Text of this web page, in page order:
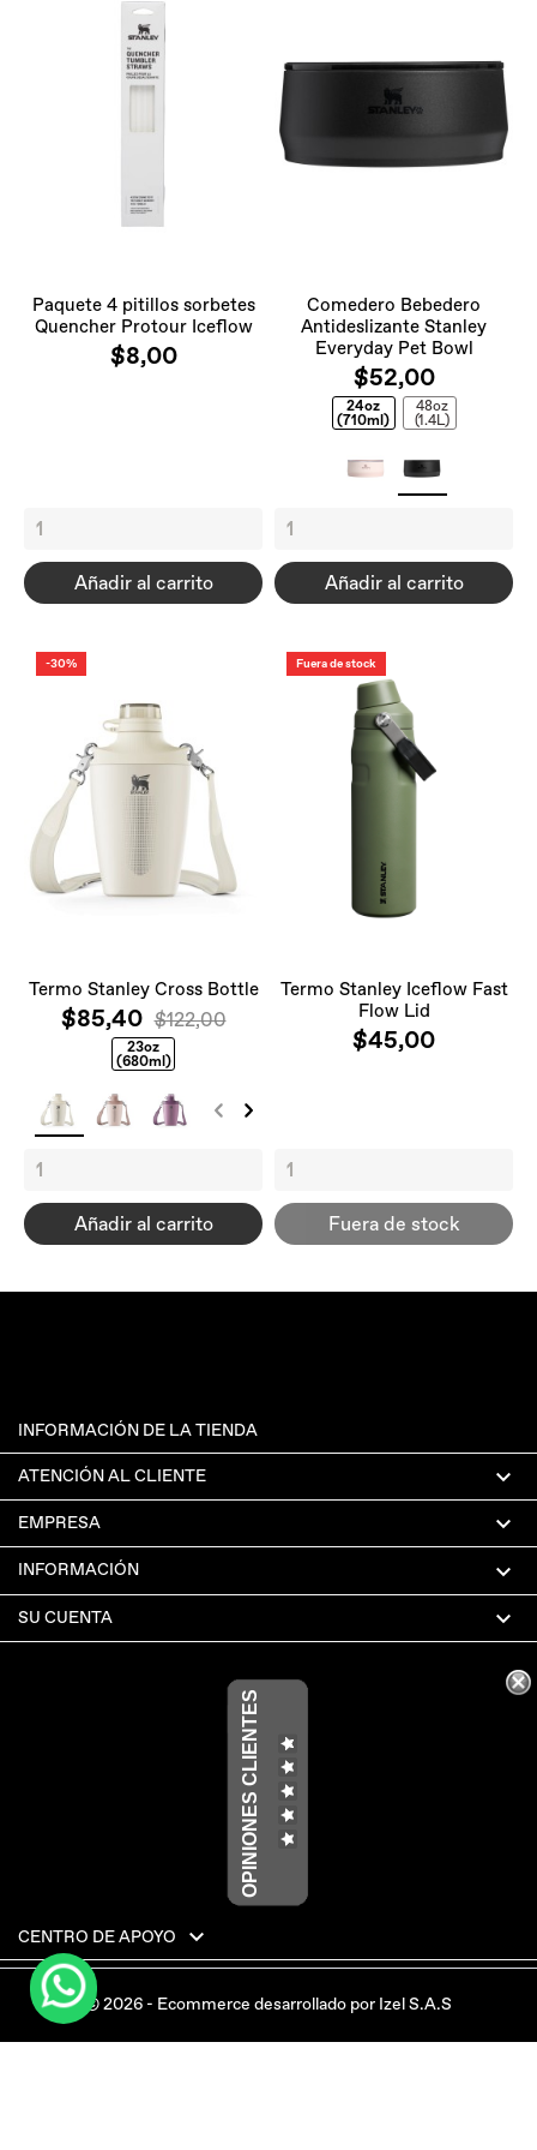
Paquete 4 pitillos sorbetes
Quencher Protour Iceflow
$8,00
Añadir al carrito
Comedero Bebedero
Antideslizante Stanley
Everyday Pet Bowl
$52,00
24oz
(710ml)
48oz
(1.4L)
Añadir al carrito
-30%
Termo Stanley Cross Bottle
$85,40 $122,00
23oz
(680ml)
Añadir al carrito
Fuera de stock
Termo Stanley Iceflow Fast
Flow Lid
$45,00
Fuera de stock
INFORMACIÓN DE LA TIENDA
ATENCIÓN AL CLIENTE 
EMPRESA 
INFORMACIÓN 
SU CUENTA 
OPINIONES CLIENTES
CENTRO DE APOYO 
© 2026 - Ecommerce desarrollado por Izel S.A.S